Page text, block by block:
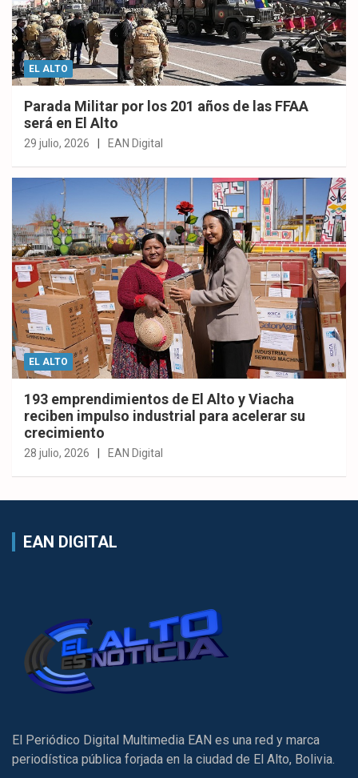
EL ALTO
Parada Militar por los 201 años de las FFAA
será en El Alto
29 julio, 2026 EAN Digital
EL ALTO
193 emprendimientos de El Alto y Viacha
reciben impulso industrial para acelerar su
crecimiento
28 julio, 2026 EAN Digital
EAN DIGITAL
El Periódico Digital Multimedia EAN es una red y marca
periodística pública forjada en la ciudad de El Alto, Bolivia.